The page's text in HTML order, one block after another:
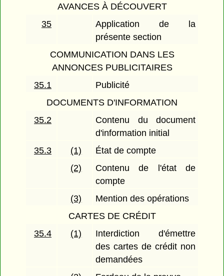
AVANCES À DÉCOUVERT
35
Application de la
présente section
COMMUNICATION DANS LES
ANNONCES PUBLICITAIRES
35.1
Publicité
DOCUMENTS D'INFORMATION
35.2
Contenu du document
d'information initial
35.3
(1)
État de compte
(2)
Contenu de l'état de
compte
(3)
Mention des opérations
CARTES DE CRÉDIT
35.4
(1)
Interdiction d'émettre
des cartes de crédit non
demandées